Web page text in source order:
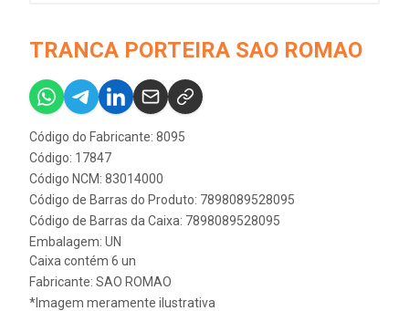
TRANCA PORTEIRA SAO ROMAO
Código do Fabricante: 8095
Código: 17847
Código NCM: 83014000
Código de Barras do Produto: 7898089528095
Código de Barras da Caixa: 7898089528095
Embalagem: UN
Caixa contém 6 un
Fabricante: SAO ROMAO
*Imagem meramente ilustrativa